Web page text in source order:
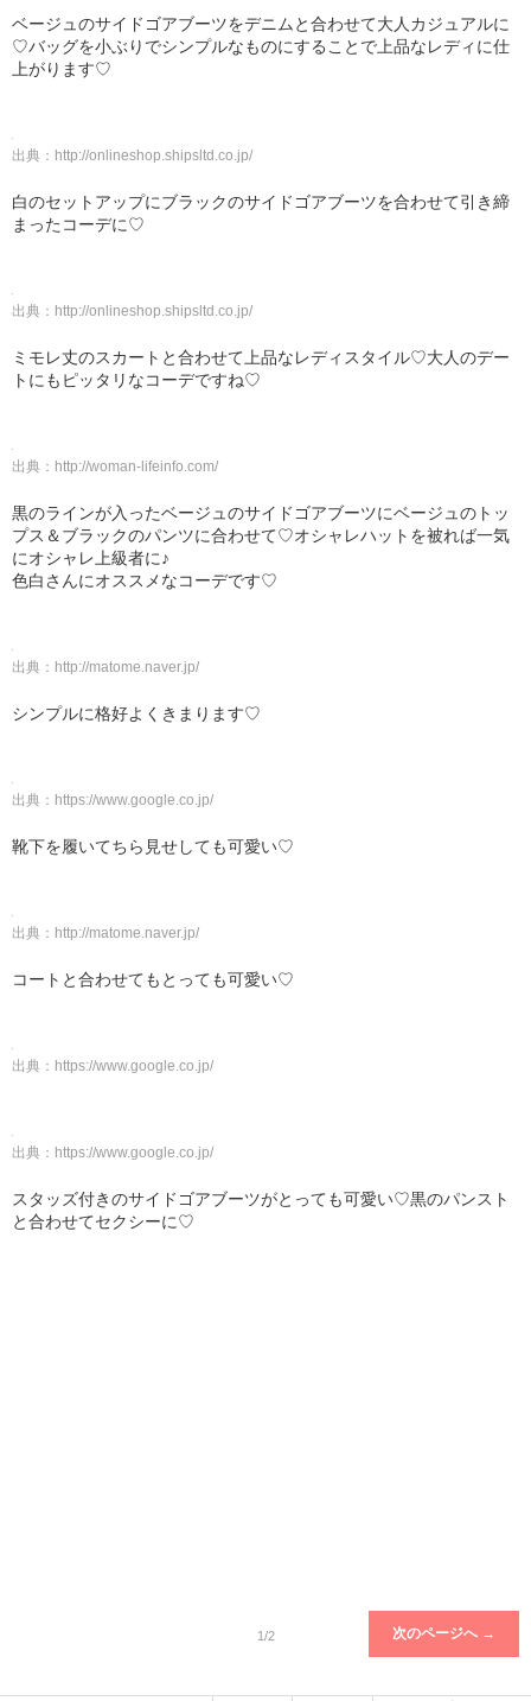
ベージュのサイドゴアブーツをデニムと合わせて大人カジュアルに
♡バッグを小ぶりでシンプルなものにすることで上品なレディに仕
上がります♡
出典： http://onlineshop.shipsltd.co.jp/
白のセットアップにブラックのサイドゴアブーツを合わせて引き締
まったコーデに♡
出典： http://onlineshop.shipsltd.co.jp/
ミモレ丈のスカートと合わせて上品なレディスタイル♡大人のデー
トにもピッタリなコーデですね♡
出典： http://woman-lifeinfo.com/
黒のラインが入ったベージュのサイドゴアブーツにベージュのトッ
プス＆ブラックのパンツに合わせて♡オシャレハットを被れば一気
にオシャレ上級者に♪
色白さんにオススメなコーデです♡
出典： http://matome.naver.jp/
シンプルに格好よくきまります♡
出典： https://www.google.co.jp/
靴下を履いてちら見せしても可愛い♡
出典： http://matome.naver.jp/
コートと合わせてもとっても可愛い♡
出典： https://www.google.co.jp/
出典： https://www.google.co.jp/
スタッズ付きのサイドゴアブーツがとっても可愛い♡黒のパンスト
と合わせてセクシーに♡
1/2 次のページへ →